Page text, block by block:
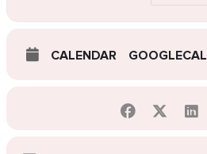
CALENDAR GOOGLECAL